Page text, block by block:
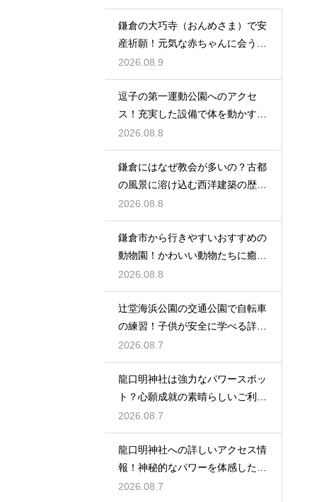
鎌倉の大巧寺（おんめさま）で安
産祈願！元気な赤ちゃんに会うた
めの心構え
2026.08.9
逗子の第一運動公園へのアクセ
ス！充実した設備で体を動かす休
日のレビュー
2026.08.8
鎌倉にはなぜ教会が多いの？古都
の風景に溶け込む西洋建築の歴史
と謎に迫る
2026.08.8
鎌倉市から行きやすいおすすめの
動物園！かわいい動物たちに癒さ
れる休日
2026.08.8
辻堂海浜公園の交通公園で自転車
の練習！子供が安全に学べる詳細
レビュー
2026.08.7
龍口明神社は強力なパワースポッ
ト？心願成就の素晴らしいご利益
を授かる
2026.08.7
龍口明神社への詳しいアクセス情
報！神秘的なパワーを体感した詳
細レビュー
2026.08.7